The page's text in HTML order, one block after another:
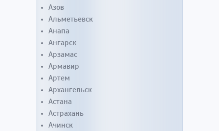
Азов
Альметьевск
Анапа
Ангарск
Арзамас
Армавир
Артем
Архангельск
Астана
Астрахань
Ачинск